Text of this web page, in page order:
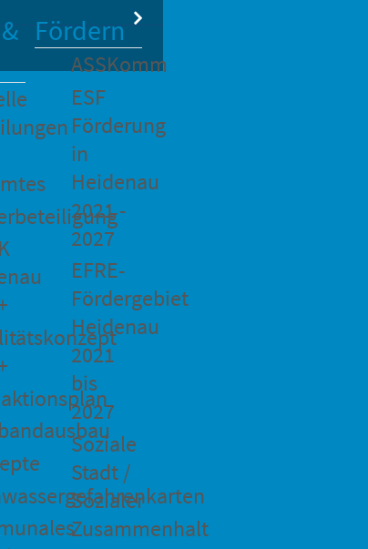
Fördern
ASSKomm
ESF
Förderung
in
Heidenau
2021 -
2027
EFRE-
Fördergebiet
Heidenau
2021
bis
2027
Soziale
Stadt /
Sozialer
Zusammenhalt